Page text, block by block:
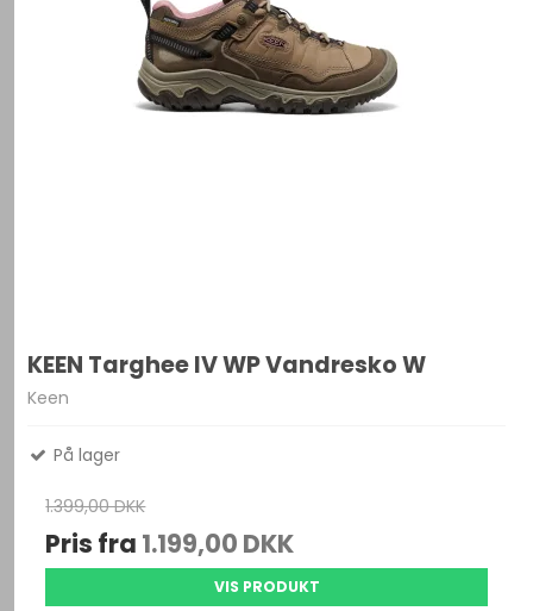
KEEN Targhee IV WP Vandresko W
Keen
På lager
1.399,00 DKK
Pris fra 1.199,00 DKK
VIS PRODUKT